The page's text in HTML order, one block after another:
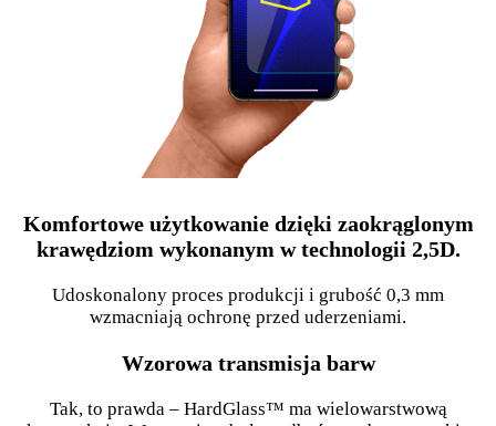
Komfortowe użytkowanie dzięki zaokrąglonym
krawędziom wykonanym w technologii 2,5D.
Udoskonalony proces produkcji i grubość 0,3 mm
wzmacniają ochronę przed uderzeniami.
Wzorowa transmisja barw
Tak, to prawda – HardGlass™ ma wielowarstwową